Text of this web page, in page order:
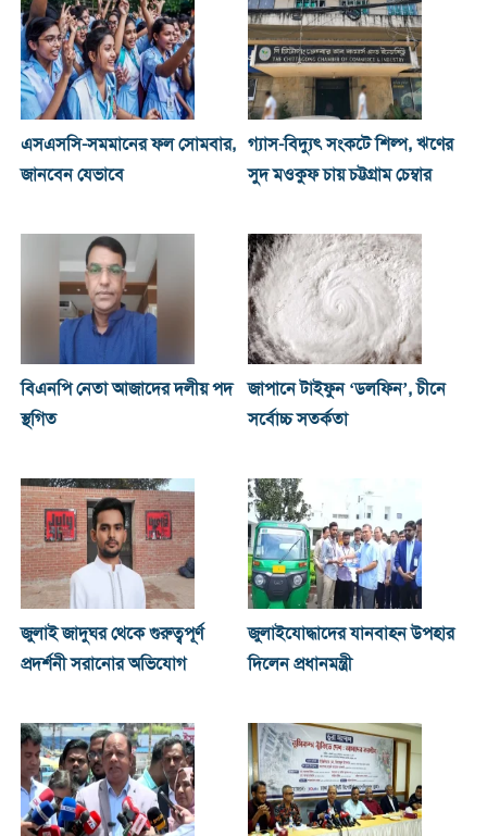
এসএসসি-সমমানের ফল সোমবার,
জানবেন যেভাবে
গ্যাস-বিদ্যুৎ সংকটে শিল্প, ঋণের
সুদ মওকুফ চায় চট্টগ্রাম চেম্বার
বিএনপি নেতা আজাদের দলীয় পদ
স্থগিত
জাপানে টাইফুন ‘ডলফিন’, চীনে
সর্বোচ্চ সতর্কতা
জুলাই জাদুঘর থেকে গুরুত্বপূর্ণ
প্রদর্শনী সরানোর অভিযোগ
জুলাইযোদ্ধাদের যানবাহন উপহার
দিলেন প্রধানমন্ত্রী